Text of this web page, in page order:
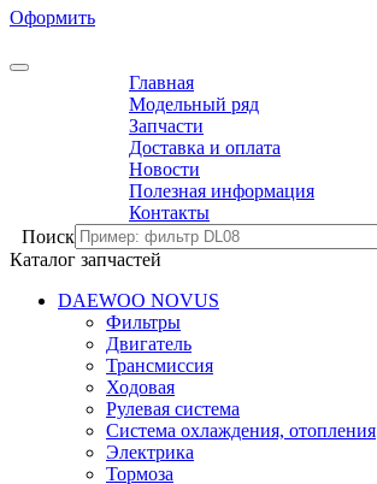
Оформить
Главная
Модельный ряд
Запчасти
Доставка и оплата
Новости
Полезная информация
Контакты
Поиск
Каталог запчастей
DAEWOO NOVUS
Фильтры
Двигатель
Трансмиссия
Ходовая
Рулевая система
Система охлаждения, отопления
Электрика
Тормоза